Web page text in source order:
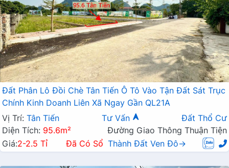
Đất Phân Lô Đồi Chè Tân Tiến Ô Tô Vào Tận Đất Sát Trục
Chính Kinh Doanh Liên Xã Ngay Gần QL21A
Vị Trí: Tân Tiến Tư Vấn
Đất Thổ Cư
Diện Tích: 95.6m²
Đường Giao Thông Thuận Tiện
Giá:2-2.5 Tỉ Đã Có Sổ Thành Đất Ven Đô→